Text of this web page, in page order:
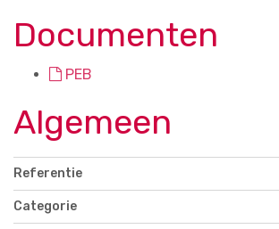
Documenten
PEB
Algemeen
Referentie
Categorie